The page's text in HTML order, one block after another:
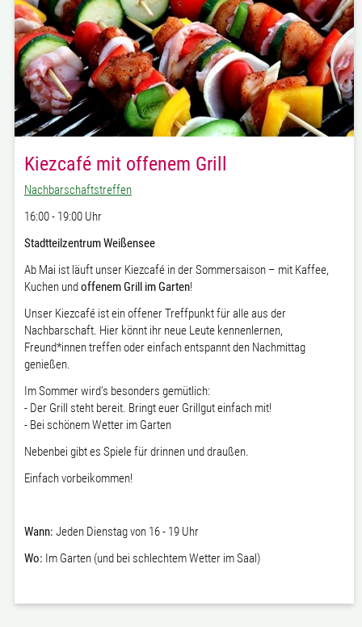
Kiezcafé mit offenem Grill
Nachbarschaftstreffen
16:00 - 19:00 Uhr
Stadtteilzentrum Weißensee
Ab Mai ist läuft unser Kiezcafé in der Sommersaison – mit Kaffee,
Kuchen undoffenem Grill im Garten!
Unser Kiezcafé ist ein offener Treffpunkt für alle aus der
Nachbarschaft. Hier könnt ihr neue Leute kennenlernen,
Freund*innen treffen oder einfach entspannt den Nachmittag
genießen.
Im Sommer wird’s besonders gemütlich:
- Der Grill steht bereit. Bringt euer Grillgut einfach mit!
- Bei schönem Wetter im Garten
Nebenbei gibt es Spiele für drinnen und draußen.
Einfach vorbeikommen!
Wann: Jeden Dienstag von 16 - 19 Uhr
Wo: Im Garten (und bei schlechtem Wetter im Saal)